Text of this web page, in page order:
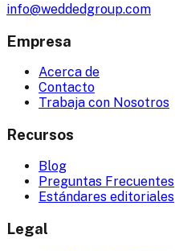
info@weddedgroup.com
Empresa
Acerca de
Contacto
Trabaja con Nosotros
Recursos
Blog
Preguntas Frecuentes
Estándares editoriales
Legal